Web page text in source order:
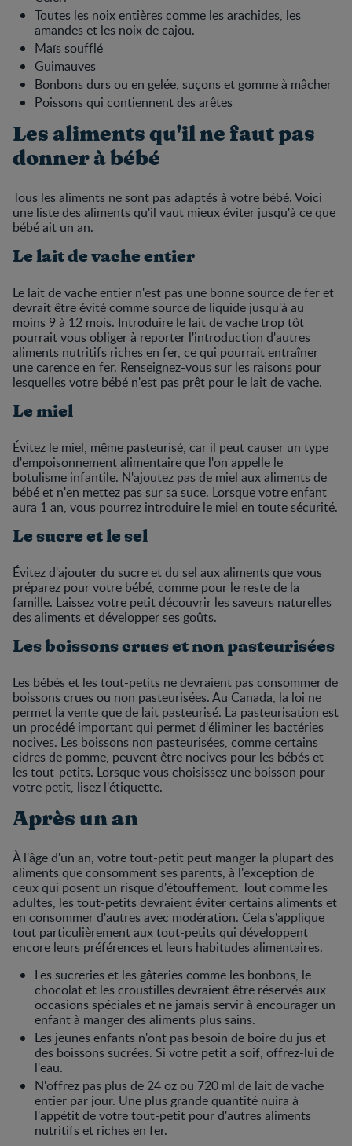
Toutes les noix entières comme les arachides, les
amandes et les noix de cajou.
Maïs soufflé
Guimauves
Bonbons durs ou en gelée, suçons et gomme à mâcher
Poissons qui contiennent des arêtes
Les aliments qu'il ne faut pas
donner à bébé
Tous les aliments ne sont pas adaptés à votre bébé. Voici
une liste des aliments qu'il vaut mieux éviter jusqu'à ce que
bébé ait un an.
Le lait de vache entier
Le lait de vache entier n'est pas une bonne source de fer et
devrait être évité comme source de liquide jusqu'à au
moins 9 à 12 mois. Introduire le lait de vache trop tôt
pourrait vous obliger à reporter l'introduction d'autres
aliments nutritifs riches en fer, ce qui pourrait entraîner
une carence en fer. Renseignez-vous sur les raisons pour
lesquelles votre bébé n'est pas prêt pour le lait de vache.
Le miel
Évitez le miel, même pasteurisé, car il peut causer un type
d'empoisonnement alimentaire que l'on appelle le
botulisme infantile. N'ajoutez pas de miel aux aliments de
bébé et n'en mettez pas sur sa suce. Lorsque votre enfant
aura 1 an, vous pourrez introduire le miel en toute sécurité.
Le sucre et le sel
Évitez d'ajouter du sucre et du sel aux aliments que vous
préparez pour votre bébé, comme pour le reste de la
famille. Laissez votre petit découvrir les saveurs naturelles
des aliments et développer ses goûts.
Les boissons crues et non pasteurisées
Les bébés et les tout-petits ne devraient pas consommer de
boissons crues ou non pasteurisées. Au Canada, la loi ne
permet la vente que de lait pasteurisé. La pasteurisation est
un procédé important qui permet d'éliminer les bactéries
nocives. Les boissons non pasteurisées, comme certains
cidres de pomme, peuvent être nocives pour les bébés et
les tout-petits. Lorsque vous choisissez une boisson pour
votre petit, lisez l'étiquette.
Après un an
À l'âge d'un an, votre tout-petit peut manger la plupart des
aliments que consomment ses parents, à l'exception de
ceux qui posent un risque d'étouffement. Tout comme les
adultes, les tout-petits devraient éviter certains aliments et
en consommer d'autres avec modération. Cela s'applique
tout particulièrement aux tout-petits qui développent
encore leurs préférences et leurs habitudes alimentaires.
Les sucreries et les gâteries comme les bonbons, le
chocolat et les croustilles devraient être réservés aux
occasions spéciales et ne jamais servir à encourager un
enfant à manger des aliments plus sains.
Les jeunes enfants n'ont pas besoin de boire du jus et
des boissons sucrées. Si votre petit a soif, offrez-lui de
l'eau.
N'offrez pas plus de 24 oz ou 720 ml de lait de vache
entier par jour. Une plus grande quantité nuira à
l'appétit de votre tout-petit pour d'autres aliments
nutritifs et riches en fer.